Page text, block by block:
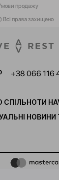
права захищено
‌продажу‌
+38 066 116
НОВИНИ